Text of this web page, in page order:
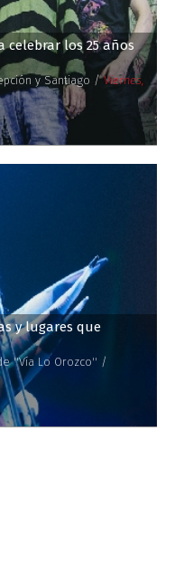
celebrar los 25 años
y Santiago /Viernes,
y lugares que
''Vía Lo Orozco'' /